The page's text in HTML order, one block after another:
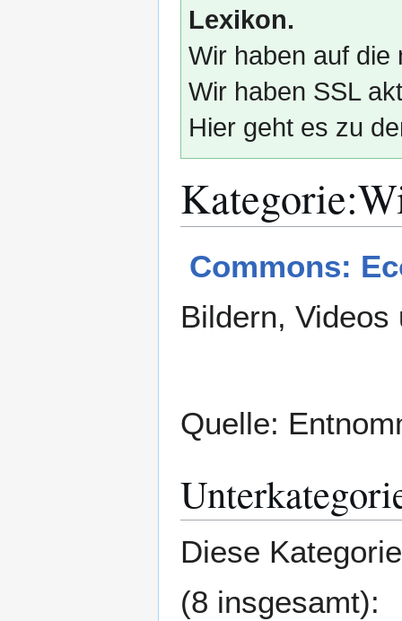
Lexikon.
Wir haben auf die
Wir haben SSL
Hier geht es zu
Kategorie:
Navigation
Suche
Commons:
Bildern, Videos
Quelle:
Diese
(8 insgesamt):